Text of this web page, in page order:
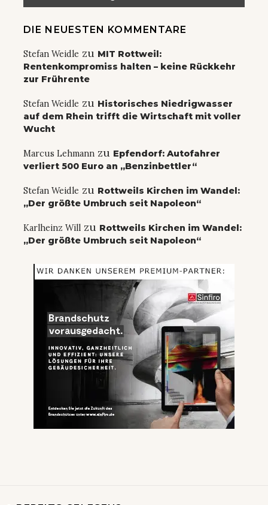
DIE NEUESTEN KOMMENTARE
Stefan Weidle zu MIT Rottweil:
Rentenkompromiss halten – keine Rückkehr
zur Frührente
Stefan Weidle zu Historisches Niedrigwasser
auf dem Rhein trifft die Wirtschaft mit voller
Wucht
Marcus Lehmann zu Epfendorf: Autofahrer
verliert 500 Euro an „Benzinbettler“
Stefan Weidle zu Rottweils Kirchen im Wandel:
„Der größte Umbruch seit Napoleon“
Karlheinz Will zu Rottweils Kirchen im Wandel:
„Der größte Umbruch seit Napoleon“